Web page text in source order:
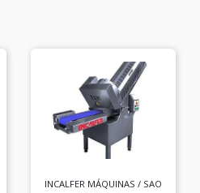
INCALFER MÁQUINAS / SAO